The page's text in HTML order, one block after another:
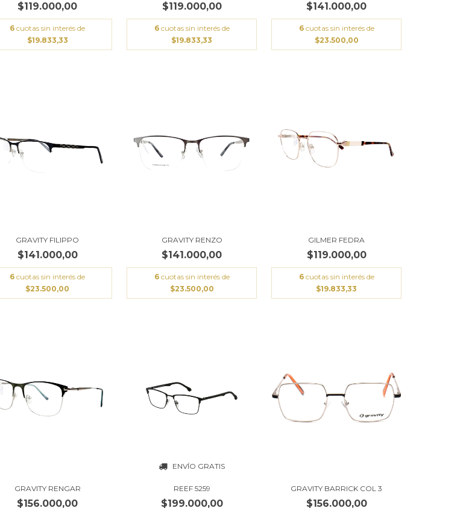
$119.000,00
6 cuotas sin interés de
$19.833,33
$119.000,00
6 cuotas sin interés de
$19.833,33
$141.000,00
6 cuotas sin interés de
$23.500,00
GRAVITY FILIPPO
$141.000,00
6 cuotas sin interés de
$23.500,00
GRAVITY RENZO
$141.000,00
6 cuotas sin interés de
$23.500,00
GILMER FEDRA
$119.000,00
6 cuotas sin interés de
$19.833,33
GRAVITY RENGAR
$156.000,00
ENVÍO GRATIS
REEF 5259
$199.000,00
GRAVITY BARRICK COL 3
$156.000,00